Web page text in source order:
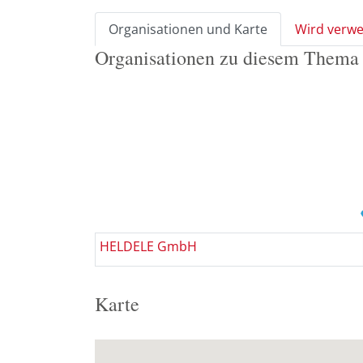
Organisationen und Karte Wird
Organisationen zu diesem Thema
HELDELE GmbH
Karte